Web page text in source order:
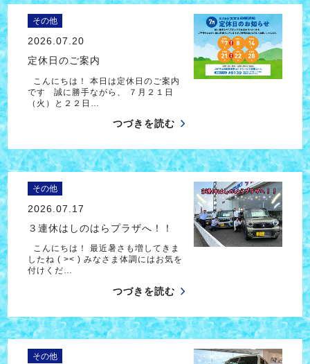
その他
2026.07.20
定休日のご案内
こんにちは！ 本日は定休日のご案内
です 誠に勝手ながら、 ７月２１日
（火）と２２日…
つづきを読む
その他
2026.07.17
３連休はしのはらプラザへ！！
こんにちは！ 最近暑さも増してきま
したね ( >< ) みなさま体調にはお気を
付けくだ…
つづきを読む
その他